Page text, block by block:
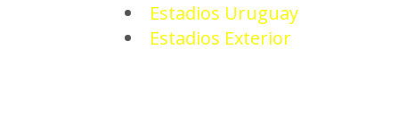
Estadios Uruguay
Estadios Exterior